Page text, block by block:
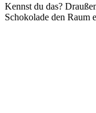
Kennst du das?
Schokolade den Raum